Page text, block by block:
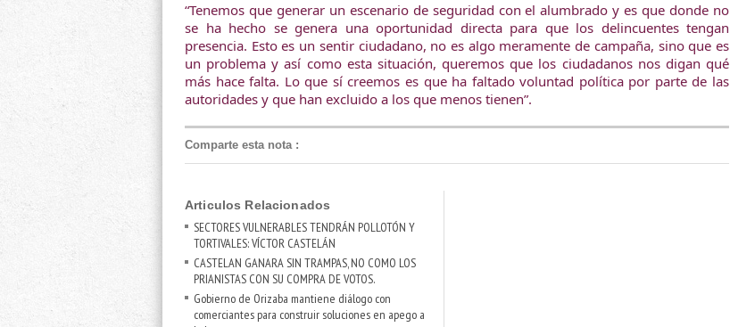
“Tenemos que generar un escenario de seguridad con el alumbrado y es que donde no
se ha hecho se genera una oportunidad directa para que los delincuentes tengan
presencia. Esto es un sentir ciudadano, no es algo meramente de campaña, sino que es
un problema y así como esta situación, queremos que los ciudadanos nos digan qué
más hace falta. Lo que sí creemos es que ha faltado voluntad política por parte de las
autoridades y que han excluido a los que menos tienen”.
Comparte esta nota:
Articulos Relacionados
SECTORES VULNERABLES TENDRÁN POLLOTÓN Y
TORTIVALES: VÍCTOR CASTELÁN
CASTELAN GANARA SIN TRAMPAS, NO COMO LOS
PRIANISTAS CON SU COMPRA DE VOTOS.
Gobierno de Orizaba mantiene diálogo con
comerciantes para construir soluciones en apego a